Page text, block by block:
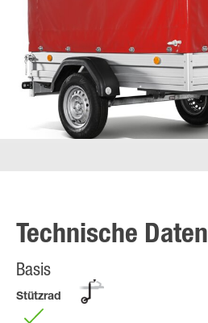
Technische Daten
Basis
Stützrad